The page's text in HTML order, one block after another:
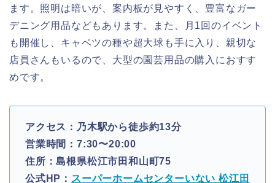
ます。照明は暗いが、案内板が見やすく、豊富なガー
デニング用品などもあります。また、月1回のイベント
も開催し、キャベツの種や超大球も手に入り、親切な
店員さんもいるので、大型の園芸用品の購入におすす
めです。
アクセス：乃木駅から徒歩約13分
営業時間：7:30〜20:00
住所：島根県松江市田和山町75
公式HP： スーパーホームセンターいない 松江田